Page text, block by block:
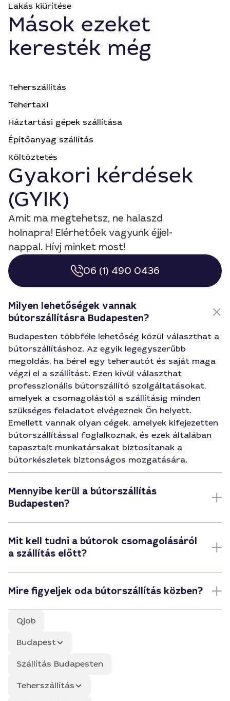
Lakás kiürítése
Mások ezeket
keresték még
Teherszállítás
Tehertaxi
Háztartási gépek szállítása
Építőanyag szállítás
Költöztetés
Gyakori kérdések
(GYIK)
Amit ma megtehetsz, ne halaszd
holnapra! Elérhetőek vagyunk éjjel-
nappal. Hívj minket most!
06 (1) 490 0436
Milyen lehetőségek vannak
bútorszállításra Budapesten?
Budapesten többféle lehetőség közül választhat a
bútorszállításhoz. Az egyik legegyszerűbb
megoldás, ha bérel egy teherautót és saját maga
végzi el a szállítást. Ezen kívül választhat
professzionális bútorszállító szolgáltatásokat,
amelyek a csomagolástól a szállításig minden
szükséges feladatot elvégeznek Ön helyett.
Emellett vannak olyan cégek, amelyek kifejezetten
bútorszállítással foglalkoznak, és ezek általában
tapasztalt munkatársakat biztosítanak a
bútorkészletek biztonságos mozgatására.
Mennyibe kerül a bútorszállítás
Budapesten?
Mit kell tudni a bútorok csomagolásáról
a szállítás előtt?
Mire figyeljek oda bútorszállítás közben?
Qjob
Budapest
Szállítás Budapesten
Teherszállítás